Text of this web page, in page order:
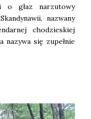
o głaz narzutowy
nazwany
chodzieskiej
nazywa się zupełnie